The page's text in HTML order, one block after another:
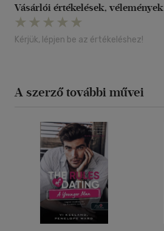
Vásárlói értékelések, vélemények
Kérjük, lépjen be az értékeléshez!
A szerző további művei